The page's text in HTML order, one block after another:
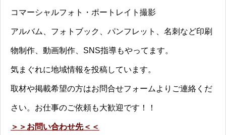
コマーシャルフォト・ポートレイト撮影
アルバム、フォトブック、パンフレット、名刺など印刷
物制作、動画制作、SNS指導もやってます。
気まぐれに地域情報を投稿しています。
取材や掲載希望の方はお問合せフォームよりご連絡くだ
さい。お仕事のご依頼も大歓迎です！！
＞＞お問い合わせ先＜＜